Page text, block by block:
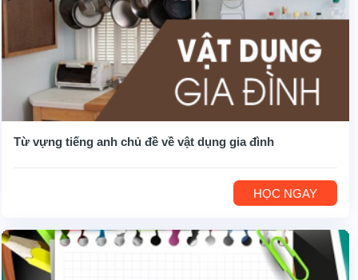
Từ vựng tiếng anh chủ đề về vật dụng gia đình
HỌC NGAY